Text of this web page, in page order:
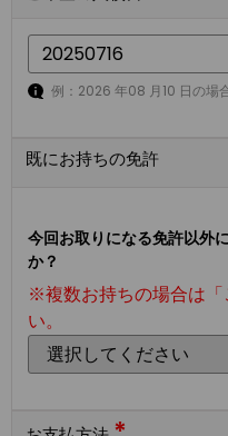
例：2026 年08 月10 日の場
既にお持ちの免許
今回お取りになる免許以外
か？
※複数お持ちの場合は「
い。